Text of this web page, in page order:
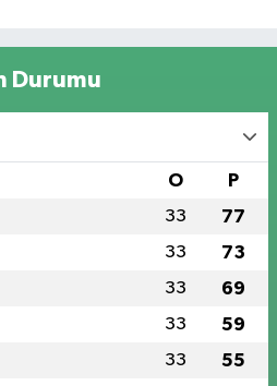
Durumu
O P
33 77
33 73
33 69
33 59
33 55